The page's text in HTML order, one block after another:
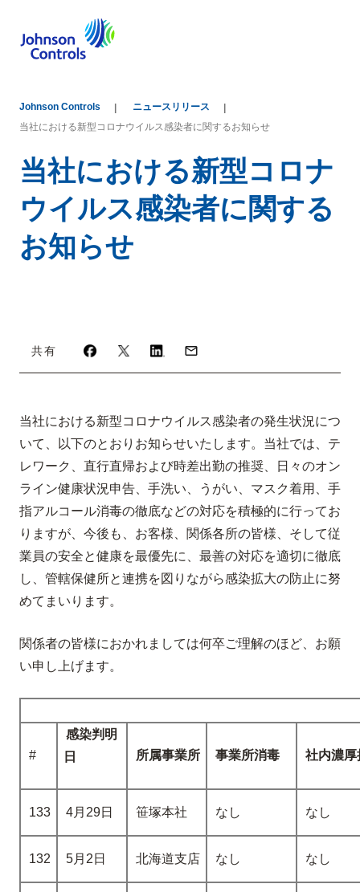
Johnson Controls
ニュースリリース
当社における新型コロナウイルス感染者に関するお知らせ
当社における新型コロナ
ウイルス感染者に関する
お知らせ
共有
当社における新型コロナウイルス感染者の発生状況につ
いて、以下のとおりお知らせいたします。当社では、テ
レワーク、直行直帰および時差出勤の推奨、日々のオン
ライン健康状況申告、手洗い、うがい、マスク着用、手
指アルコール消毒の徹底などの対応を積極的に行ってお
りますが、今後も、お客様、関係各所の皆様、そして従
業員の安全と健康を最優先に、最善の対応を適切に徹底
し、管轄保健所と連携を図りながら感染拡大の防止に努
めてまいります。
関係者の皆様におかれましては何卒ご理解のほど、お願
い申し上げます。
#
感染判明
日
所属事業所 事業所消毒 社内濃厚
133 4月29日 笹塚本社 なし なし
132 5月2日 北海道支店 なし なし